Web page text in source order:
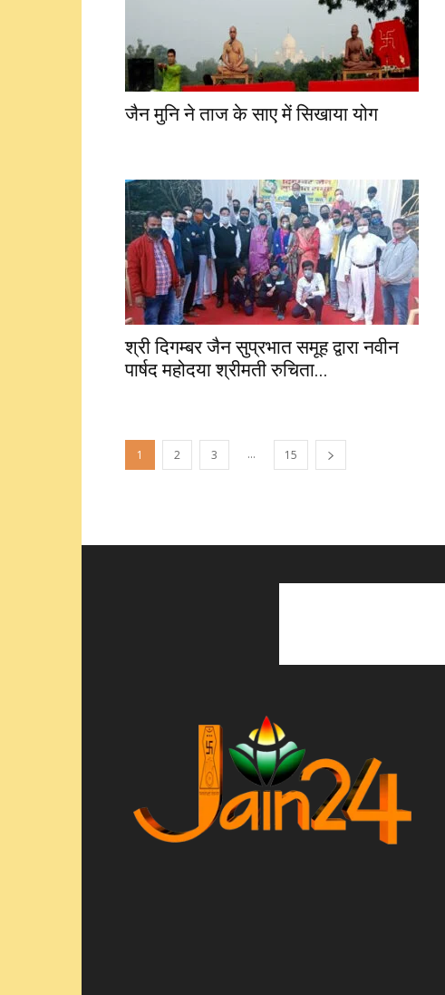
जैन मुनि ने ताज के साए में सिखाया योग
श्री दिगम्बर जैन सुप्रभात समूह द्वारा नवीन
पार्षद महोदया श्रीमती रुचिता...
1 2 3 ... 15